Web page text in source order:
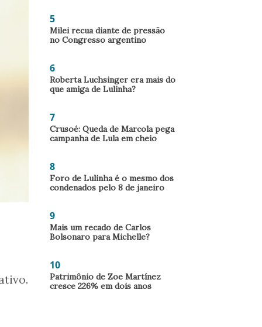
5
Milei recua diante de pressão
no Congresso argentino
6
Roberta Luchsinger era mais do
que amiga de Lulinha?
7
Crusoé: Queda de Marcola pega
campanha de Lula em cheio
8
Foro de Lulinha é o mesmo dos
condenados pelo 8 de janeiro
9
Mais um recado de Carlos
Bolsonaro para Michelle?
10
Patrimônio de Zoe Martínez
cresce 226% em dois anos